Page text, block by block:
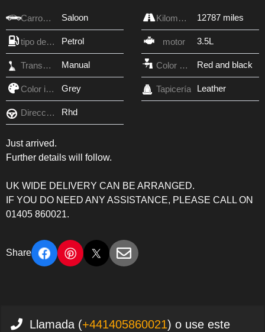
Carroceria Saloon Kilometraje 12787 miles
tipo de combustible Petrol motor 3.5L
Transmisión Manual Color exterior Red and black
Color interior Grey Tapicería Leather
Dirección Rhd
Just arrived.
Further details will follow.
UK WIDE DELIVERY CAN BE ARRANGED.
IF YOU DO NEED ANY ASSISTANCE, PLEASE CALL ON
01405 860021.
Share
Llamada (+441405860021) o use este